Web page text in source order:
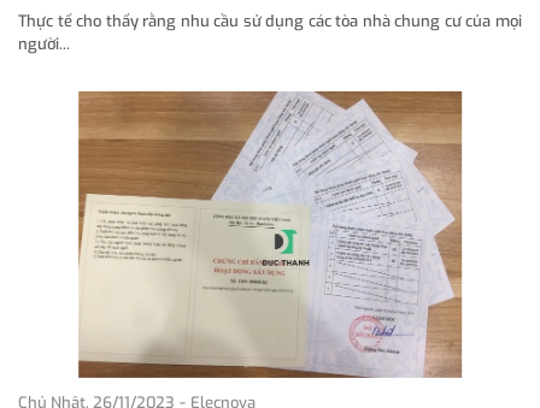
Thực tế cho thấy rằng nhu cầu sử dụng các tòa nhà chung cư của mọi
người...
Chủ Nhật, 26/11/2023 - Elecnova